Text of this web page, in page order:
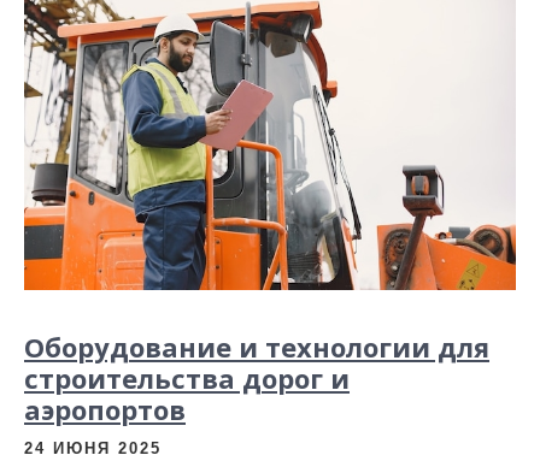
Оборудование и технологии для
строительства дорог и
аэропортов
24 ИЮНЯ 2025